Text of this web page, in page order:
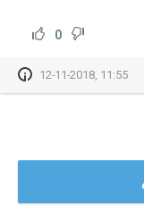
0
12-11-2018, 11:55